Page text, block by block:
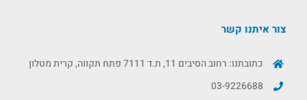
צור איתנו קשר
כתובתנו: רחוב הסיבים 11, ת.ד 7111 פתח תקווה, קרית מטלון
03-9226688